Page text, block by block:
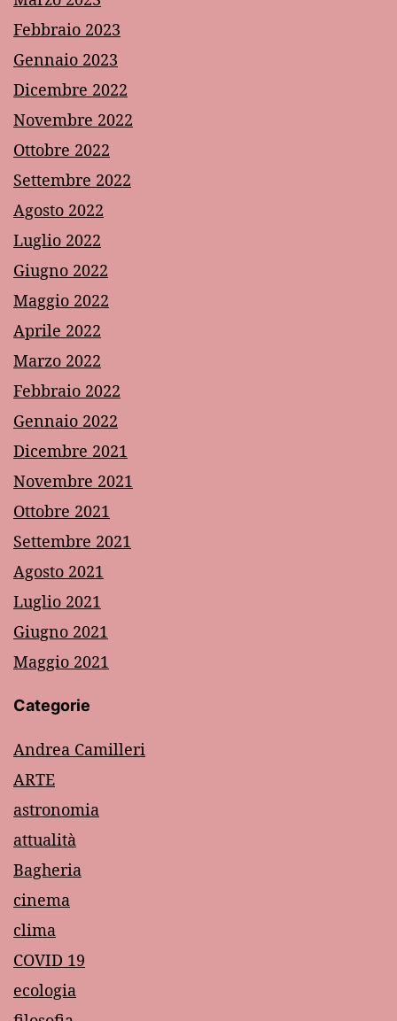
Febbraio 2023
Gennaio 2023
Dicembre 2022
Novembre 2022
Ottobre 2022
Settembre 2022
Agosto 2022
Luglio 2022
Giugno 2022
Maggio 2022
Aprile 2022
Marzo 2022
Febbraio 2022
Gennaio 2022
Dicembre 2021
Novembre 2021
Ottobre 2021
Settembre 2021
Agosto 2021
Luglio 2021
Giugno 2021
Maggio 2021
Categorie
Andrea Camilleri
ARTE
astronomia
attualità
Bagheria
cinema
clima
COVID 19
ecologia